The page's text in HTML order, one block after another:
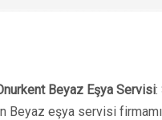
Beyaz Eşya Servisi:
Beyaz eşya servisi